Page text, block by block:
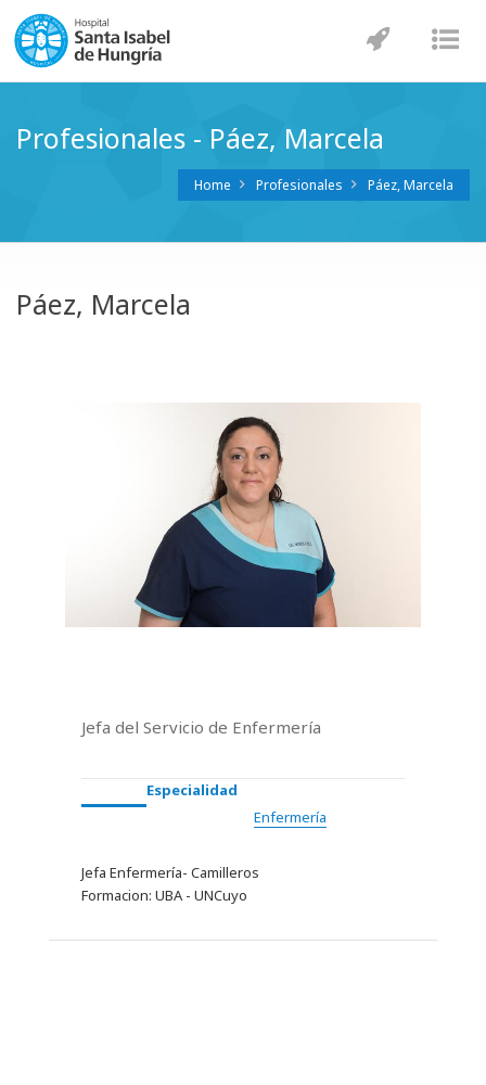
Profesionales - Páez, Marcela
Home Profesionales Páez, Marcela
Páez, Marcela
Jefa del Servicio de Enfermería
Especialidad
Enfermería
Jefa Enfermería- Camilleros
Formacion: UBA - UNCuyo